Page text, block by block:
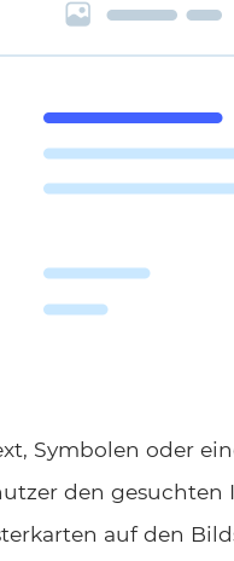
Symbolen oder
den
auf den